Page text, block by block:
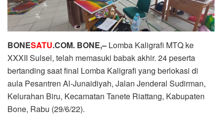
BONESATU.COM. BONE,– Lomba Kaligrafi MTQ ke
XXXII Sulsel, telah memasuki babak akhir. 24 peserta
bertanding saat final Lomba Kaligrafi yang berlokasi di
aula Pesantren Al-Junaidiyah, Jalan Jenderal Sudirman,
Kelurahan Biru, Kecamatan Tanete Riattang, Kabupaten
Bone, Rabu (29/6/22).